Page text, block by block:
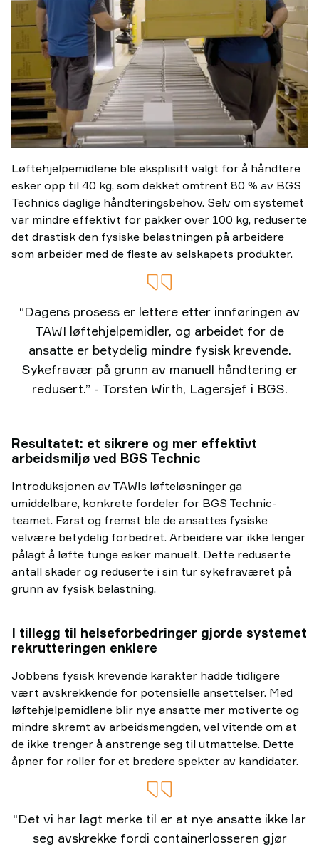
Løftehjelpemidlene ble eksplisitt valgt for å håndtere
esker opp til 40 kg, som dekket omtrent 80 % av BGS
Technics daglige håndteringsbehov. Selv om systemet
var mindre effektivt for pakker over 100 kg, reduserte
det drastisk den fysiske belastningen på arbeidere
som arbeider med de fleste av selskapets produkter.
“Dagens prosess er lettere etter innføringen av
TAWI løftehjelpemidler, og arbeidet for de
ansatte er betydelig mindre fysisk krevende.
Sykefravær på grunn av manuell håndtering er
redusert.” - Torsten Wirth, Lagersjef i BGS.
Resultatet: et sikrere og mer effektivt
arbeidsmiljø ved BGS Technic
Introduksjonen av TAWIs løfteløsninger ga
umiddelbare, konkrete fordeler for BGS Technic-
teamet. Først og fremst ble de ansattes fysiske
velvære betydelig forbedret. Arbeidere var ikke lenger
pålagt å løfte tunge esker manuelt. Dette reduserte
antall skader og reduserte i sin tur sykefraværet på
grunn av fysisk belastning.
I tillegg til helseforbedringer gjorde systemet
rekrutteringen enklere
Jobbens fysisk krevende karakter hadde tidligere
vært avskrekkende for potensielle ansettelser. Med
løftehjelpemidlene blir nye ansatte mer motiverte og
mindre skremt av arbeidsmengden, vel vitende om at
de ikke trenger å anstrenge seg til utmattelse. Dette
åpner for roller for et bredere spekter av kandidater.
"Det vi har lagt merke til er at nye ansatte ikke lar
seg avskrekke fordi containerlosseren gjør